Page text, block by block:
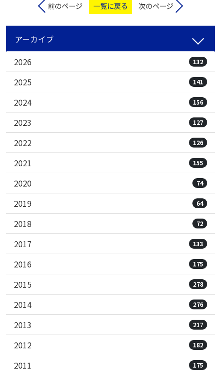
前のページ 一覧に戻る 次のページ
アーカイブ
2026
132
2025 141
2024 156
2023 127
2022 126
2021 155
2020 74
2019 64
2018 72
2017 133
2016 175
2015 278
2014 276
2013 217
2012 182
2011 175